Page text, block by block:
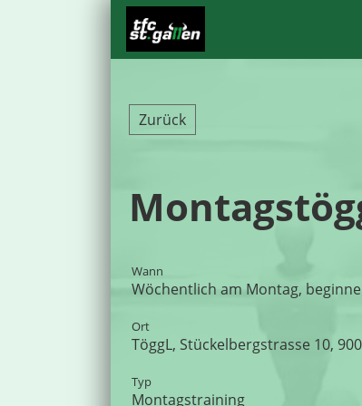
Zurück
Wann
Wöchentlich am Montag,
Ort
TöggL, Stückelbergstrasse 10,
Typ
Montagstraining